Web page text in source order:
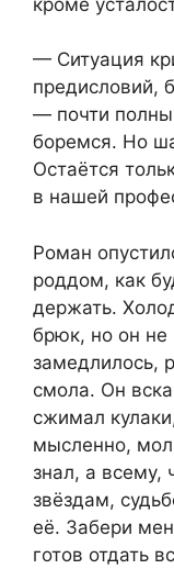
— Ситуация
предисловий,
— почти
боремся. Но
Остаётся
в нашей
Роман
роддом, как
держать.
брюк, но он не
замедлилось,
смола. Он
сжимал
мысленно,
знал, а всему,
звёздам,
её. Забери
готов отдать